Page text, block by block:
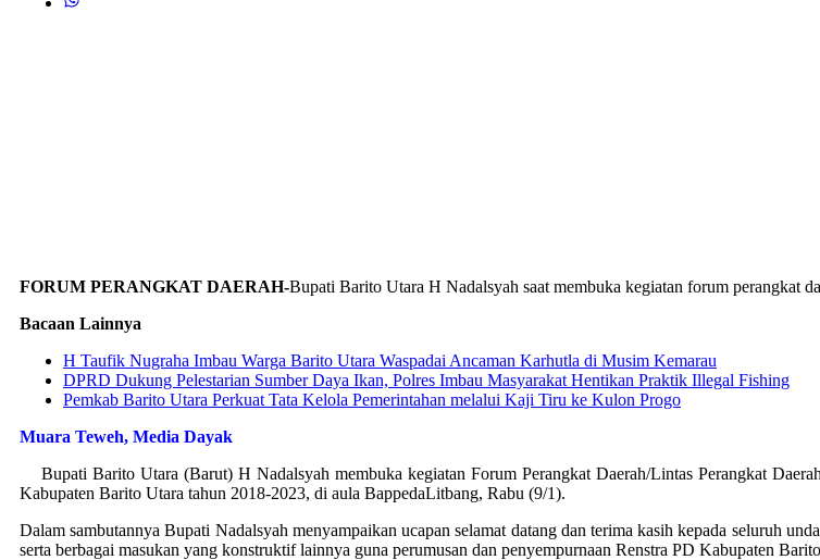
FORUM PERANGKAT DAERAH-Bupati Barito Utara H Nadalsyah saat membuka kegiatan forum perangkat
Bacaan Lainnya
H Taufik Nugraha Imbau Warga Barito Utara Waspadai Ancaman Karhutla di Musim Kemarau
DPRD Dukung Pelestarian Sumber Daya Ikan, Polres Imbau Masyarakat Hentikan Praktik Illegal Fishing
Pemkab Barito Utara Perkuat Tata Kelola Pemerintahan melalui Kaji Tiru ke Kulon Progo
Muara Teweh, Media Dayak
Bupati Barito Utara (Barut) H Nadalsyah membuka kegiatan Forum Perangkat Daerah/Lintas Perangkat
Kabupaten Barito Utara tahun 2018-2023, di aula BappedaLitbang, Rabu (9/1).
Dalam sambutannya Bupati Nadalsyah menyampaikan ucapan selamat datang dan terima kasih kepada seluruh
serta berbagai masukan yang konstruktif lainnya guna perumusan dan penyempurnaan Renstra PD Kabupaten